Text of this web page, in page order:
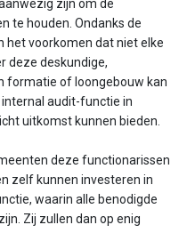
zijn om de
te houden. Ondanks de
het voorkomen dat niet elke
deze deskundige,
formatie of loongebouw kan
internal audit-functie in
uitkomst kunnen bieden.
deze functionarissen
zelf kunnen investeren in
waarin alle benodigde
Zij zullen dan op enig